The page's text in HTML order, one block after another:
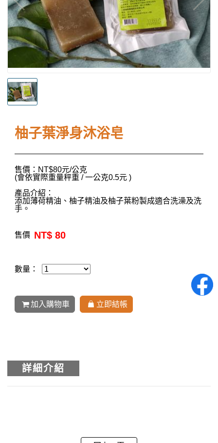
柚子葉淨身沐浴皂
售價：NT$80元/公克
(會依實際重量秤重 / 一公克0.5元 )
產品介紹：
添加薄荷精油、柚子精油及柚子葉粉製成適合洗澡及洗
手。
售價 NT$ 80
數量：
加入購物車 立即結帳
詳細介紹